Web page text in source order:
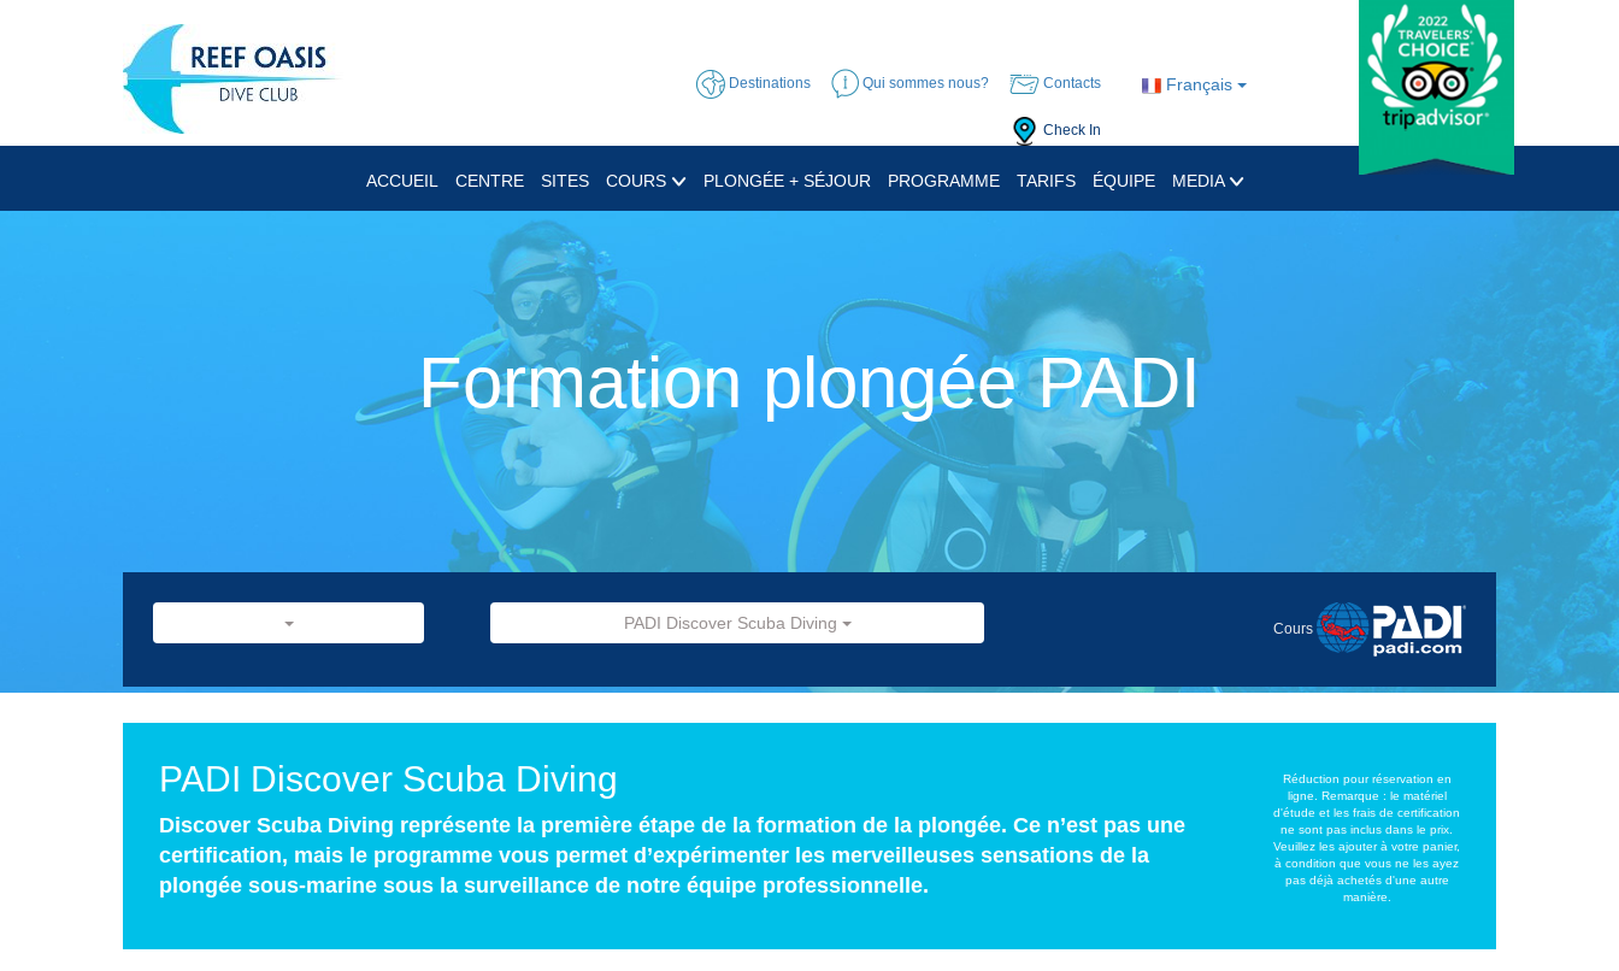
Français
Destinations Qui sommes nous? Contacts
Check In
ACCUEIL CENTRE SITES COURS PLONGÉE + SÉJOUR PROGRAMME TARIFS ÉQUIPE MEDIA
Formation plongée PADI
PADI Discover Scuba Diving Cours
PADI Discover Scuba Diving
Discover Scuba Diving représente la première étape de la formation de la plongée. Ce n’est pas une
certification, mais le programme vous permet d’expérimenter les merveilleuses sensations de la
plongée sous-marine sous la surveillance de notre équipe professionnelle.
Réduction pour réservation en
ligne. Remarque : le matériel
d'étude et les frais de certification
ne sont pas inclus dans le prix.
Veuillez les ajouter à votre panier,
à condition que vous ne les ayez
pas déjà achetés d'une autre
manière.